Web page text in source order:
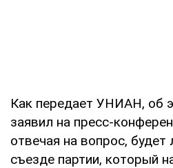
Как передает УНИАН, об
заявил на пресс-
отвечая на вопрос,
съезде партии, который